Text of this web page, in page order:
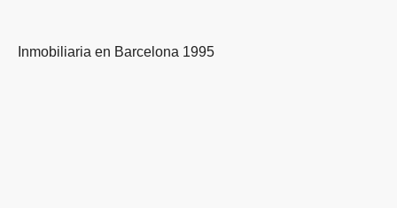
Inmobiliaria en Barcelona 1995